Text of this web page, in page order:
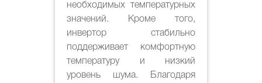
необходимых температурных
значений. Кроме того,
инвертор стабильно
поддерживает комфортную
температуру и низкий
уровень шума. Благодаря